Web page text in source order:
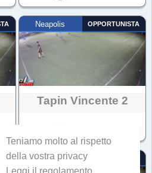
Neapolis OPPORTUNISTA
Tapin Vincente 2
Neapolis
Teniamo molto al rispetto
della vostra privacy